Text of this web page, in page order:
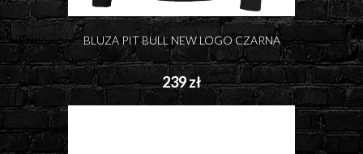
BLUZA PIT BULL NEW LOGO CZARNA
239 zł